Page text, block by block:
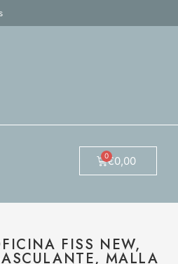
€0,00
FISS NEW,
MALLA